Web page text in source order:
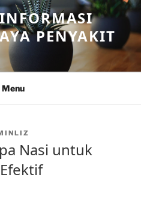
PENYAKIT
Menu
Nasi untuk